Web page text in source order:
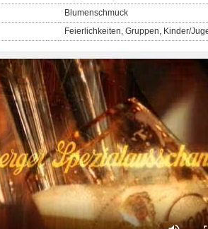
Blumenschmuck
Feierlichkeiten, Gruppen, Kinder/